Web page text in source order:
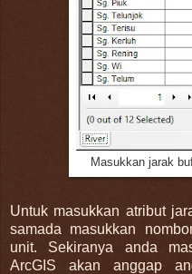
Masukkan jarak
Untuk masukkan atribut
samada masukkan
unit. Sekiranya anda
ArcGIS akan anggap